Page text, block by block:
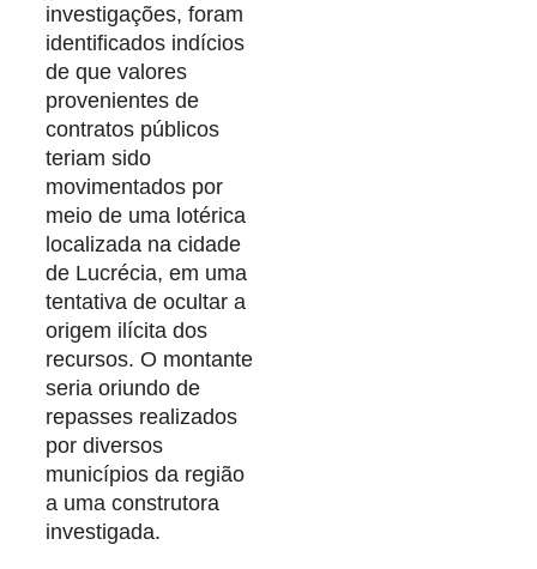
investigações, foram
identificados indícios
de que valores
provenientes de
contratos públicos
teriam sido
movimentados por
meio de uma lotérica
localizada na cidade
de Lucrécia, em uma
tentativa de ocultar a
origem ilícita dos
recursos. O montante
seria oriundo de
repasses realizados
por diversos
municípios da região
a uma construtora
investigada.